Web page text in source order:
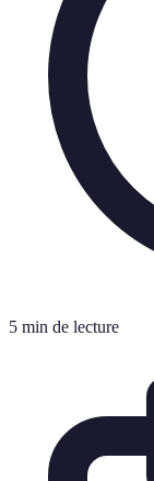
5 min de lecture